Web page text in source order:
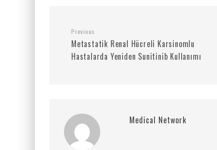
Previous
Metastatik Renal Hücreli Karsinomlu
Hastalarda Yeniden Sunitinib Kullanımı
Medical Network